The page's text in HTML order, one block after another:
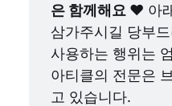
은 함께해요 ❤️ 아
삼가주시길 당부
사용하는 행위는
아티클의 전문은
고 있습니다.